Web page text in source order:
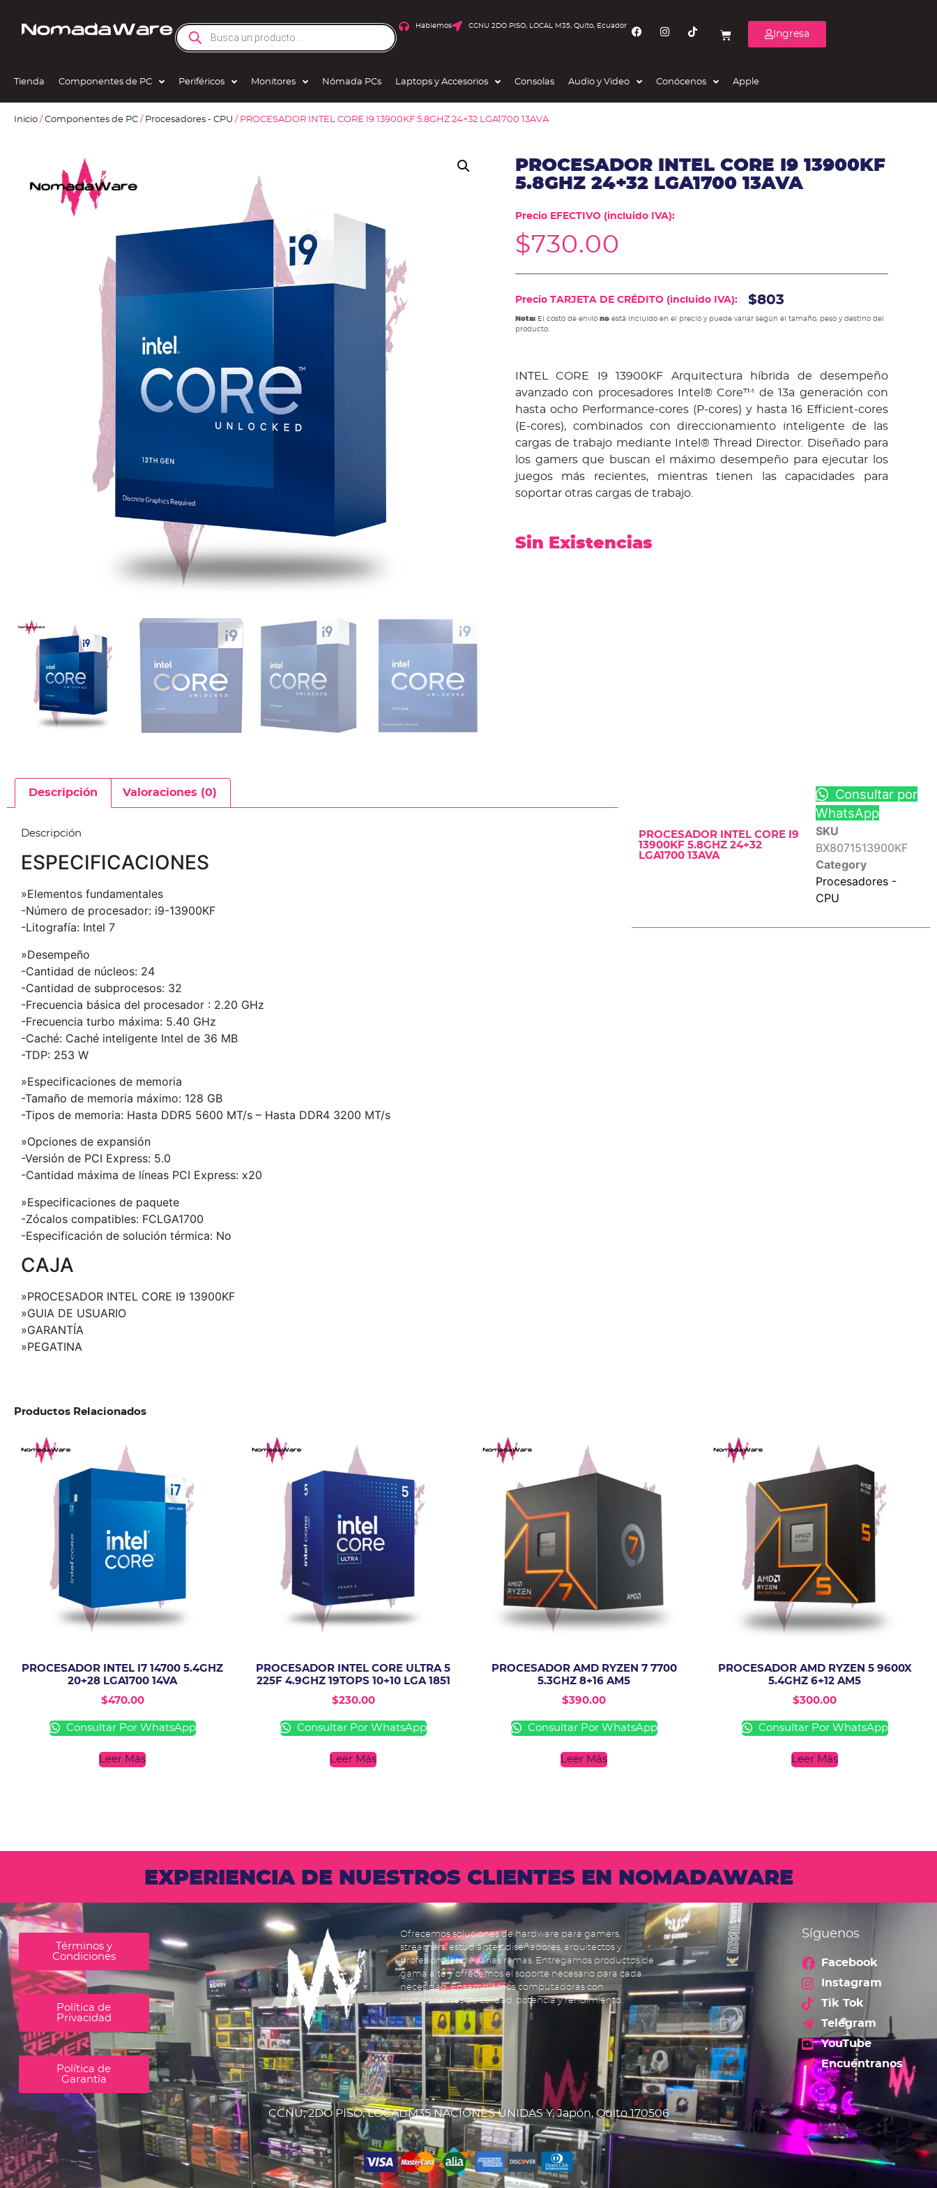
Hablemos CCNU 2DO PISO, LOCAL M35, Quito, Ecuador
Ingresa
Tienda Componentes de PC Periféricos Monitores Nómada PCs Laptops y Accesorios Consolas Audio y Video Conócenos Apple
Inicio / Componentes de PC / Procesadores - CPU / PROCESADOR INTEL CORE I9 13900KF 5.8GHZ 24+32 LGA1700 13AVA
PROCESADOR INTEL CORE I9 13900KF
5.8GHZ 24+32 LGA1700 13AVA
Precio EFECTIVO (incluido IVA):
$730.00
Precio TARJETA DE CRÉDITO (incluido IVA): $803
Nota:El costo de envío noestá incluido en el precio y puede variar según el tamaño, peso y destino del
producto.
INTEL CORE I9 13900KF Arquitectura híbrida de desempeño
avanzado con procesadores Intel® Core™ de 13a generación con
hasta ocho Performance-cores (P-cores) y hasta 16 Efficient-cores
(E-cores), combinados con direccionamiento inteligente de las
cargas de trabajo mediante Intel® Thread Director. Diseñado para
los gamers que buscan el máximo desempeño para ejecutar los
juegos más recientes, mientras tienen las capacidades para
soportar otras cargas de trabajo.
Sin Existencias
Descripción Valoraciones (0)
Descripción
ESPECIFICACIONES
»Elementos fundamentales
-Número de procesador: i9-13900KF
-Litografía: Intel 7
»Desempeño
-Cantidad de núcleos: 24
-Cantidad de subprocesos: 32
-Frecuencia básica del procesador : 2.20 GHz
-Frecuencia turbo máxima: 5.40 GHz
-Caché: Caché inteligente Intel de 36 MB
-TDP: 253 W
»Especificaciones de memoria
-Tamaño de memoria máximo: 128 GB
-Tipos de memoria: Hasta DDR5 5600 MT/s – Hasta DDR4 3200 MT/s
»Opciones de expansión
-Versión de PCI Express: 5.0
-Cantidad máxima de líneas PCI Express: x20
»Especificaciones de paquete
-Zócalos compatibles: FCLGA1700
-Especificación de solución térmica: No
CAJA
»PROCESADOR INTEL CORE I9 13900KF
»GUIA DE USUARIO
»GARANTÍA
»PEGATINA
PROCESADOR INTEL CORE I9
13900KF 5.8GHZ 24+32
LGA1700 13AVA
Consultar por
WhatsApp
SKU
BX8071513900KF
Category
Procesadores -
CPU
Productos Relacionados
PROCESADOR INTEL I7 14700 5.4GHZ
20+28 LGA1700 14VA
$470.00
Consultar Por WhatsApp
Leer Más
PROCESADOR INTEL CORE ULTRA 5
225F 4.9GHZ 19TOPS 10+10 LGA 1851
$230.00
Consultar Por WhatsApp
Leer Más
PROCESADOR AMD RYZEN 7 7700
5.3GHZ 8+16 AM5
$390.00
Consultar Por WhatsApp
Leer Más
PROCESADOR AMD RYZEN 5 9600X
5.4GHZ 6+12 AM5
$300.00
Consultar Por WhatsApp
Leer Más
EXPERIENCIA DE NUESTROS CLIENTES EN NOMADAWARE
Términos y
Condiciones
Política de
Privacidad
Política de
Garantía
Ofrecemos soluciones de hardware para gamers,
streamers, estudiantes, diseñadores, arquitectos y
profesionales de varias ramas. Entregamos productos de
gama alta y ofrecemos el soporte necesario para cada
necesidad. Ensamblamos computadoras con
componentes de calidad, potencia y rendimiento.
Síguenos
Facebook
Instagram
Tik Tok
Telegram
YouTube
Encuéntranos
CCNU, 2DO PISO, LOCAL M35 NACIONES UNIDAS Y, Japón, Quito 170506